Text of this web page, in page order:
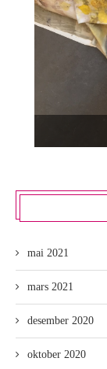
mai 2021
mars 2021
desember 2020
oktober 2020